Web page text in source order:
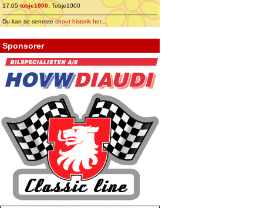
17:05tobje1000: Tobje1000
Du kan se senesteshout historik her...
Sponsorer